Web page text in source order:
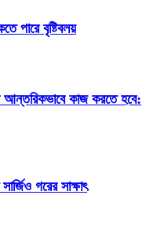
পারে বৃষ্টিবলয়
আন্তরিকভাবে কাজ করতে হবে:
গরের সাক্ষাৎ